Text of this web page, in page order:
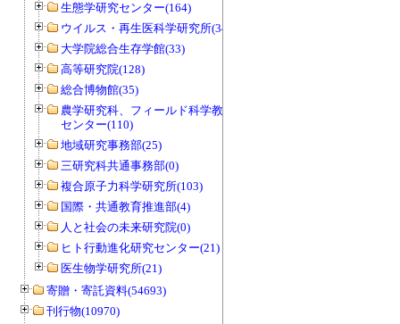
生態学研究センター(164)
ウイルス・再生医科学研究所(34)
大学院総合生存学館(33)
高等研究院(128)
総合博物館(35)
農学研究科、フィールド科学教育研究
センター(110)
地域研究事務部(25)
三研究科共通事務部(0)
複合原子力科学研究所(103)
国際・共通教育推進部(4)
人と社会の未来研究院(0)
ヒト行動進化研究センター(21)
医生物学研究所(21)
寄贈・寄託資料(54693)
刊行物(10970)